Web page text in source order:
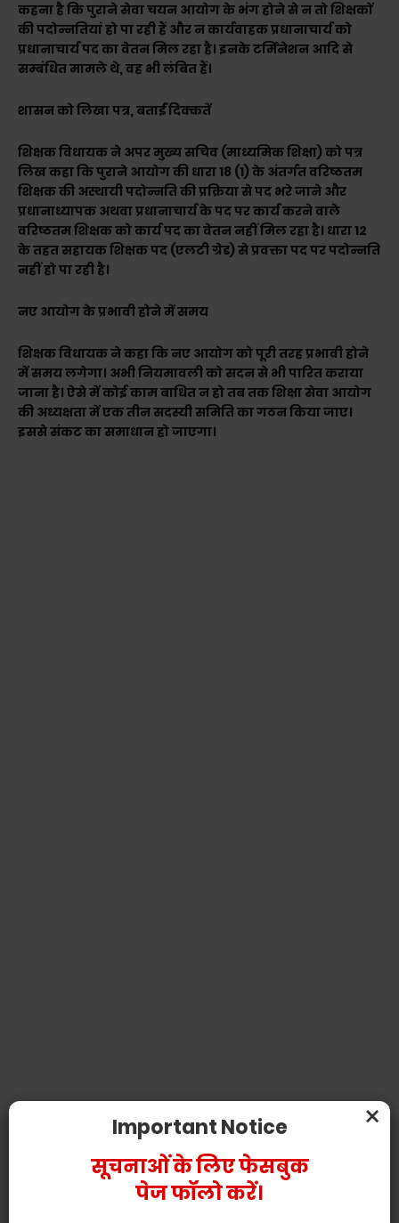
कहना है कि पुराने सेवा चयन आयोग के भंग होने से न तो शिक्षकों
की पदोन्नतियां हो पा रही हैं और न कार्यवाहक प्रधानाचार्य को
प्रधानाचार्य पद का वेतन मिल रहा है। इनके टर्मिनेशन आदि से
सम्बंधित मामले थे, वह भी लंबित हैं।
शासन को लिखा पत्र, बताईं दिक्कतें
शिक्षक विधायक ने अपर मुख्य सचिव (माध्यमिक शिक्षा) को पत्र
लिख कहा कि पुराने आयोग की धारा 18 (1) के अंतर्गत वरिष्ठतम
शिक्षक की अस्थायी पदोन्नति की प्रक्रिया से पद भरे जाने और
प्रधानाध्यापक अथवा प्रधानाचार्य के पद पर कार्य करने वाले
वरिष्ठतम शिक्षक को कार्य पद का वेतन नहीं मिल रहा है। धारा 12
के तहत सहायक शिक्षक पद (एलटी ग्रेड) से प्रवक्ता पद पर पदोन्नति
नहीं हो पा रही है।
नए आयोग के प्रभावी होने में समय
शिक्षक विधायक ने कहा कि नए आयोग को पूरी तरह प्रभावी होने
में समय लगेगा। अभी नियमावली को सदन से भी पारित कराया
जाना है। ऐसे में कोई काम बाधित न हो तब तक शिक्षा सेवा आयोग
की अध्यक्षता में एक तीन सदस्यी समिति का गठन किया जाए।
इससे संकट का समाधान हो जाएगा।
×
Important Notice
सूचनाओं के लिए फेसबुक
पेज फॉलो करें।